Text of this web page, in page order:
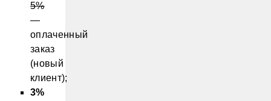
5%
—
оплаченный
заказ
(новый
клиент);
3%